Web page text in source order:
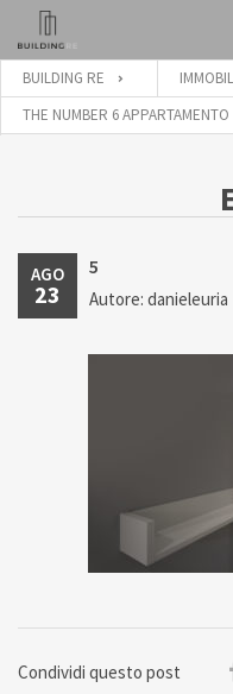
BUILDING RE
THE NUMBER 6
AGO
23
5
Autore: danieleuria
Condividi questo post